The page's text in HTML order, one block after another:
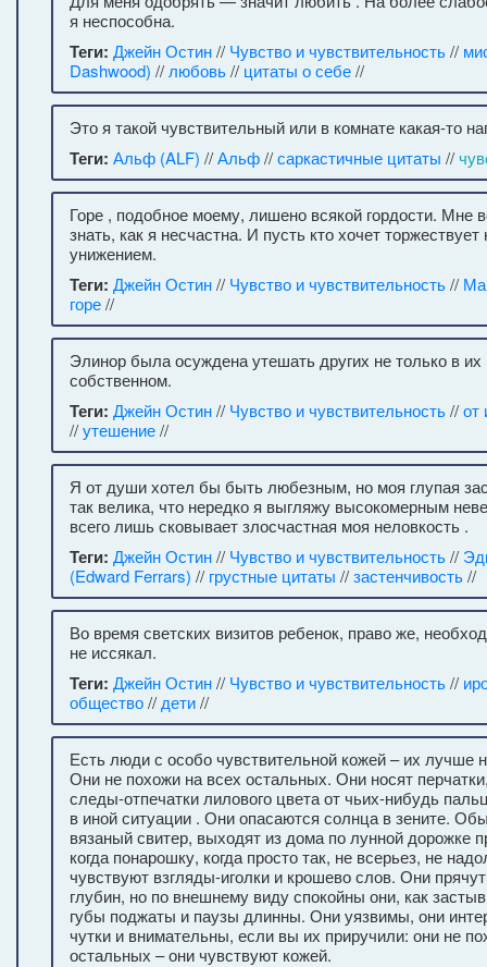
я неспособна.
Теги: Джейн Остин// Чувство и чувствительность//
Dashwood) // любовь// цитаты о себе//
Это я такой чувствительный или в комнате какая-то
Теги: Альф (ALF) //Альф//саркастичные цитаты //
Горе , подобное моему, лишено всякой гордости. Мне
знать, как я несчастна. И пусть кто хочет
унижением.
Теги: Джейн Остин// Чувство и чувствительность//
горе//
Элинор была осуждена утешать других не только в их
собственном.
Теги: Джейн Остин// Чувство и чувствительность//от
//утешение//
Я от души хотел бы быть любезным, но моя глупая
так велика, что нередко я выгляжу высокомерным
всего лишь сковывает злосчастная моя неловкость .
Теги: Джейн Остин// Чувство и чувствительность//
(Edward Ferrars) // грустные цитаты //застенчивость//
Во время светских визитов ребенок, право же,
не иссякал.
Теги: Джейн Остин// Чувство и чувствительность//
общество// дети//
Есть люди с особо чувствительной кожей – их лучше
Они не похожи на всех остальных. Они носят
следы-отпечатки лилового цвета от чьих-нибудь
в иной ситуации . Они опасаются солнца в зените.
вязаный свитер, выходят из дома по лунной дорожке
когда понарошку, когда просто так, не всерьез, не
чувствуют взгляды-иголки и крошево слов. Они
глубин, но по внешнему виду спокойны они, как
губы поджаты и паузы длинны. Они уязвимы, они
чутки и внимательны, если вы их приручили: они не
остальных – они чувствуют кожей.